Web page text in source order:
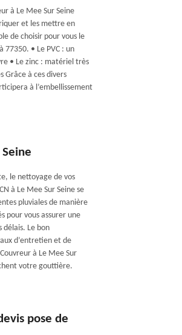
à Le Mee Sur Seine
et les mettre en
de choisir pour vous le
• Le PVC : un
• Le zinc : matériel très
Grâce à ces divers
à l’embellissement
le nettoyage de vos
à Le Mee Sur Seine se
pluviales de manière
pour vous assurer une
délais. Le bon
d’entretien et de
à Le Mee Sur
votre gouttière.
pose de